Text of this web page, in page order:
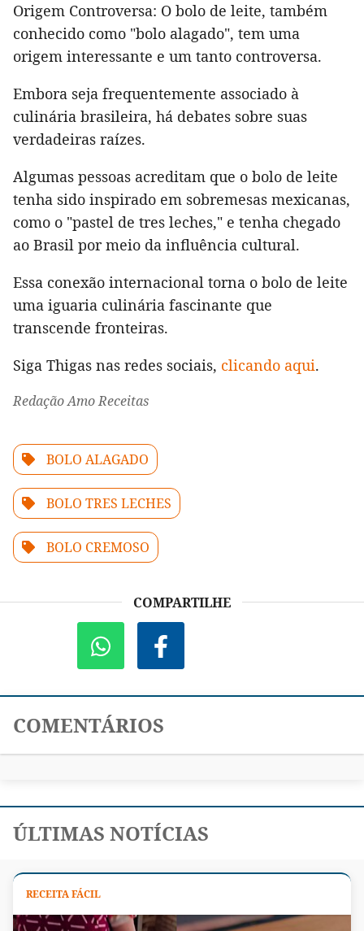
Origem Controversa: O bolo de leite, também
conhecido como "bolo alagado", tem uma
origem interessante e um tanto controversa.
Embora seja frequentemente associado à
culinária brasileira, há debates sobre suas
verdadeiras raízes.
Algumas pessoas acreditam que o bolo de leite
tenha sido inspirado em sobremesas mexicanas,
como o "pastel de tres leches," e tenha chegado
ao Brasil por meio da influência cultural.
Essa conexão internacional torna o bolo de leite
uma iguaria culinária fascinante que
transcende fronteiras.
Siga Thigas nas redes sociais, clicando aqui.
Redação Amo Receitas
BOLO ALAGADO
BOLO TRES LECHES
BOLO CREMOSO
COMPARTILHE
COMENTÁRIOS
ÚLTIMAS NOTÍCIAS
RECEITA FÁCIL